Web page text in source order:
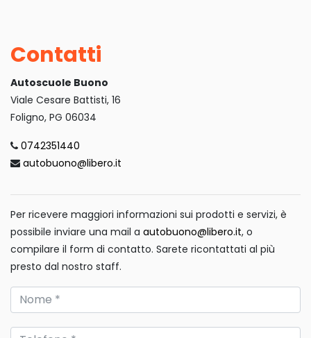
Contatti
Autoscuole Buono
Viale Cesare Battisti, 16
Foligno, PG 06034
0742351440
autobuono@libero.it
Per ricevere maggiori informazioni sui prodotti e servizi, è
possibile inviare una mail a autobuono@libero.it, o
compilare il form di contatto. Sarete ricontattati al più
presto dal nostro staff.